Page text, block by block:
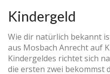
Kindergeld
Wie dir natürlich bekannt
aus Mosbach Anrecht auf
Kindergeldes richtet sich
die ersten zwei bekommst